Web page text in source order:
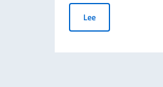
LeeReunión del